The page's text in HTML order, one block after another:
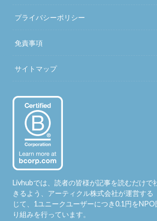
プライバシーポリシー
免責事項
サイトマップ
Livhubでは、読者の皆様が記事を読むだけで
きるよう、アーティクル株式会社が運営する
じて、1ユニークユーザーにつき0.1円を
り組みを行っています。